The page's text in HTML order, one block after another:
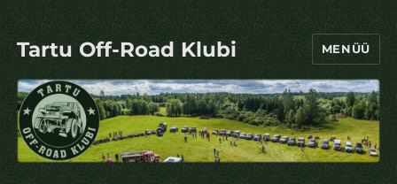
Tartu Off-Road Klubi MENÜÜ